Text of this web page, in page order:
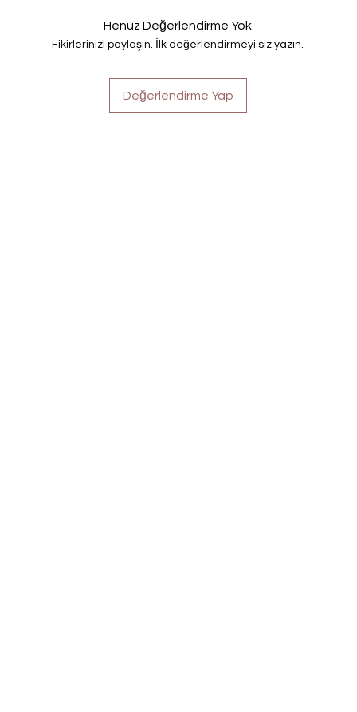
Henüz Değerlendirme Yok
Fikirlerinizi paylaşın. İlk değerlendirmeyi siz yazın.
Değerlendirme Yap